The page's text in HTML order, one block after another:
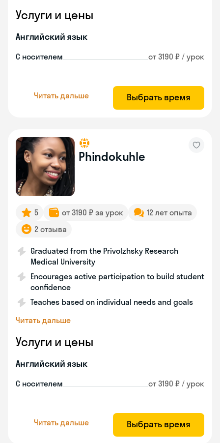
Услуги и цены
Английский язык
С носителем от 3190 ₽ / урок
Читать дальше Выбрать время
Phindokuhle
5 от 3190 ₽ за урок
12 лет опыта
2 отзыва
Graduated from the Privolzhsky Research
Medical University
Encourages active participation to build student
confidence
Teaches based on individual needs and goals
Читать дальше
Услуги и цены
Английский язык
С носителем от 3190 ₽ / урок
Читать дальше Выбрать время